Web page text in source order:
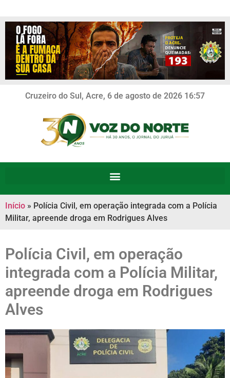
Cruzeiro do Sul, Acre, 6 de agosto de 2026 16:57
Início » Polícia Civil, em operação integrada com a Polícia
Militar, apreende droga em Rodrigues Alves
Polícia Civil, em operação
integrada com a Polícia Militar,
apreende droga em Rodrigues
Alves